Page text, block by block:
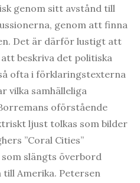
genom sitt avstånd till
genom att finna
Det är därför lustigt att
beskriva det politiska
ofta i förklaringstexterna
vilka samhälleliga
oförstående
ljust tolkas som bilder
”Coral Cities”
slängts överbord
Amerika. Petersen